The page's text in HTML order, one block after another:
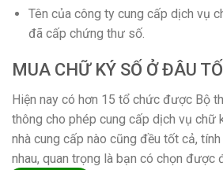
Tên của công ty cung cấp dịch vụ
đã cấp chứng thư số.
MUA CHỮ KÝ SỐ Ở ĐÂU
Hiện nay có hơn 15 tổ chức được Bộ
thông cho phép cung cấp dịch vụ chữ
nhà cung cấp nào cũng đều tốt cả,
nhau, quan trọng là bạn có chọn được